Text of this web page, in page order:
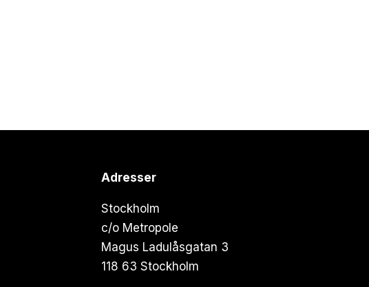
Adresser
Stockholm
c/o Metropole
Magus Ladulåsgatan 3
118 63 Stockholm